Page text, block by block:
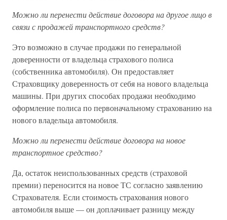
Можно ли перенести действие договора на другое лицо в
связи с продажей транспортного средств?
Это возможно в случае продажи по генеральной
доверенности от владельца страхового полиса
(собственника автомобиля). Он предоставляет
Страховщику доверенность от себя на нового владельца
машины. При других способах продажи необходимо
оформление полиса по первоначальному страхованию на
нового владельца автомобиля.
Можно ли перенести действие договора на новое
транспортное средство?
Да, остаток неиспользованных средств (страховой
премии) переносится на новое ТС согласно заявлению
Страхователя. Если стоимость страхования нового
автомобиля выше — он доплачивает разницу между